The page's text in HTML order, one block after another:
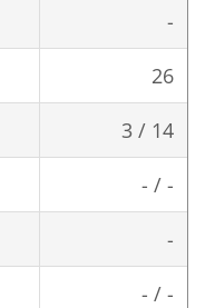
-
26
3 / 14
- / -
-
- / -